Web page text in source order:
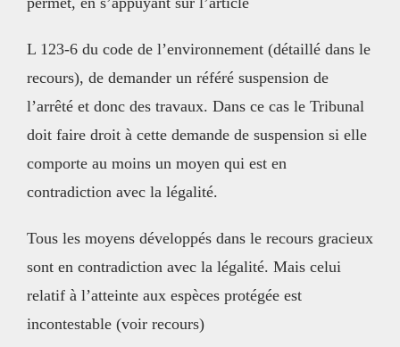
L 123-6 du code de l’environnement (détaillé dans le
recours), de demander un référé suspension de
l’arrêté et donc des travaux. Dans ce cas le Tribunal
doit faire droit à cette demande de suspension si elle
comporte au moins un moyen qui est en
contradiction avec la légalité.
Tous les moyens développés dans le recours gracieux
sont en contradiction avec la légalité. Mais celui
relatif à l’atteinte aux espèces protégée est
incontestable (voir recours)